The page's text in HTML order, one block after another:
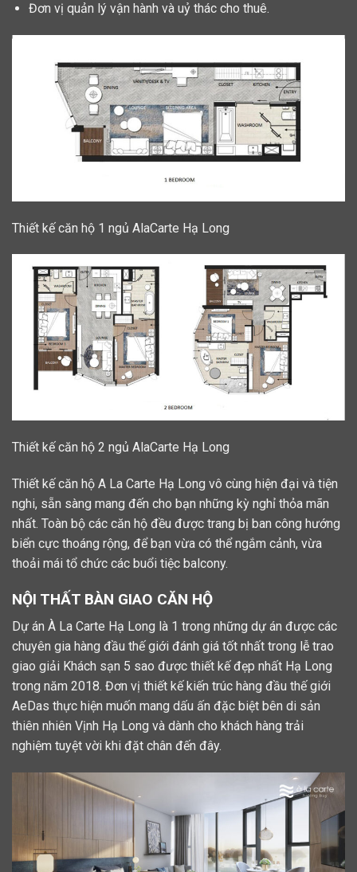
Đơn vị quản lý vận hành và uỷ thác cho thuê.
Thiết kế căn hộ 1 ngủ AlaCarte Hạ Long
Thiết kế căn hộ 2 ngủ AlaCarte Hạ Long
Thiết kế căn hộ A La Carte Hạ Long vô cùng hiện đại và tiện
nghi, sẵn sàng mang đến cho bạn những kỳ nghỉ thỏa mãn
nhất. Toàn bộ các căn hộ đều được trang bị ban công hướng
biển cực thoáng rộng, để bạn vừa có thể ngắm cảnh, vừa
thoải mái tổ chức các buổi tiệc balcony.
NỘI THẤT BÀN GIAO CĂN HỘ
Dự án À La Carte Hạ Long là 1 trong những dự án được các
chuyên gia hàng đầu thế giới đánh giá tốt nhất trong lễ trao
giao giải Khách sạn 5 sao được thiết kế đẹp nhất Hạ Long
trong năm 2018. Đơn vị thiết kế kiến trúc hàng đầu thế giới
AeDas thực hiện muốn mang dấu ấn đặc biệt bên di sản
thiên nhiên Vịnh Hạ Long và dành cho khách hàng trải
nghiệm tuyệt vời khi đặt chân đến đây.